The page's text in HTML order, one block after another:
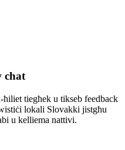
chat
tiegħek u tikseb feedback
lokali Slovakki jistgħu
u kelliema nattivi.